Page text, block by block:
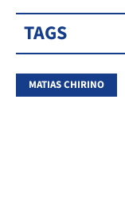
TAGS
MATIAS CHIRINO